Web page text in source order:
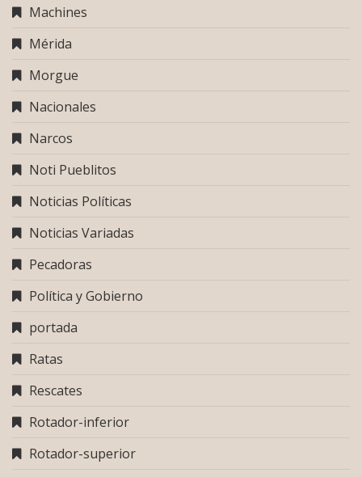
Machines
Mérida
Morgue
Nacionales
Narcos
Noti Pueblitos
Noticias Políticas
Noticias Variadas
Pecadoras
Política y Gobierno
portada
Ratas
Rescates
Rotador-inferior
Rotador-superior